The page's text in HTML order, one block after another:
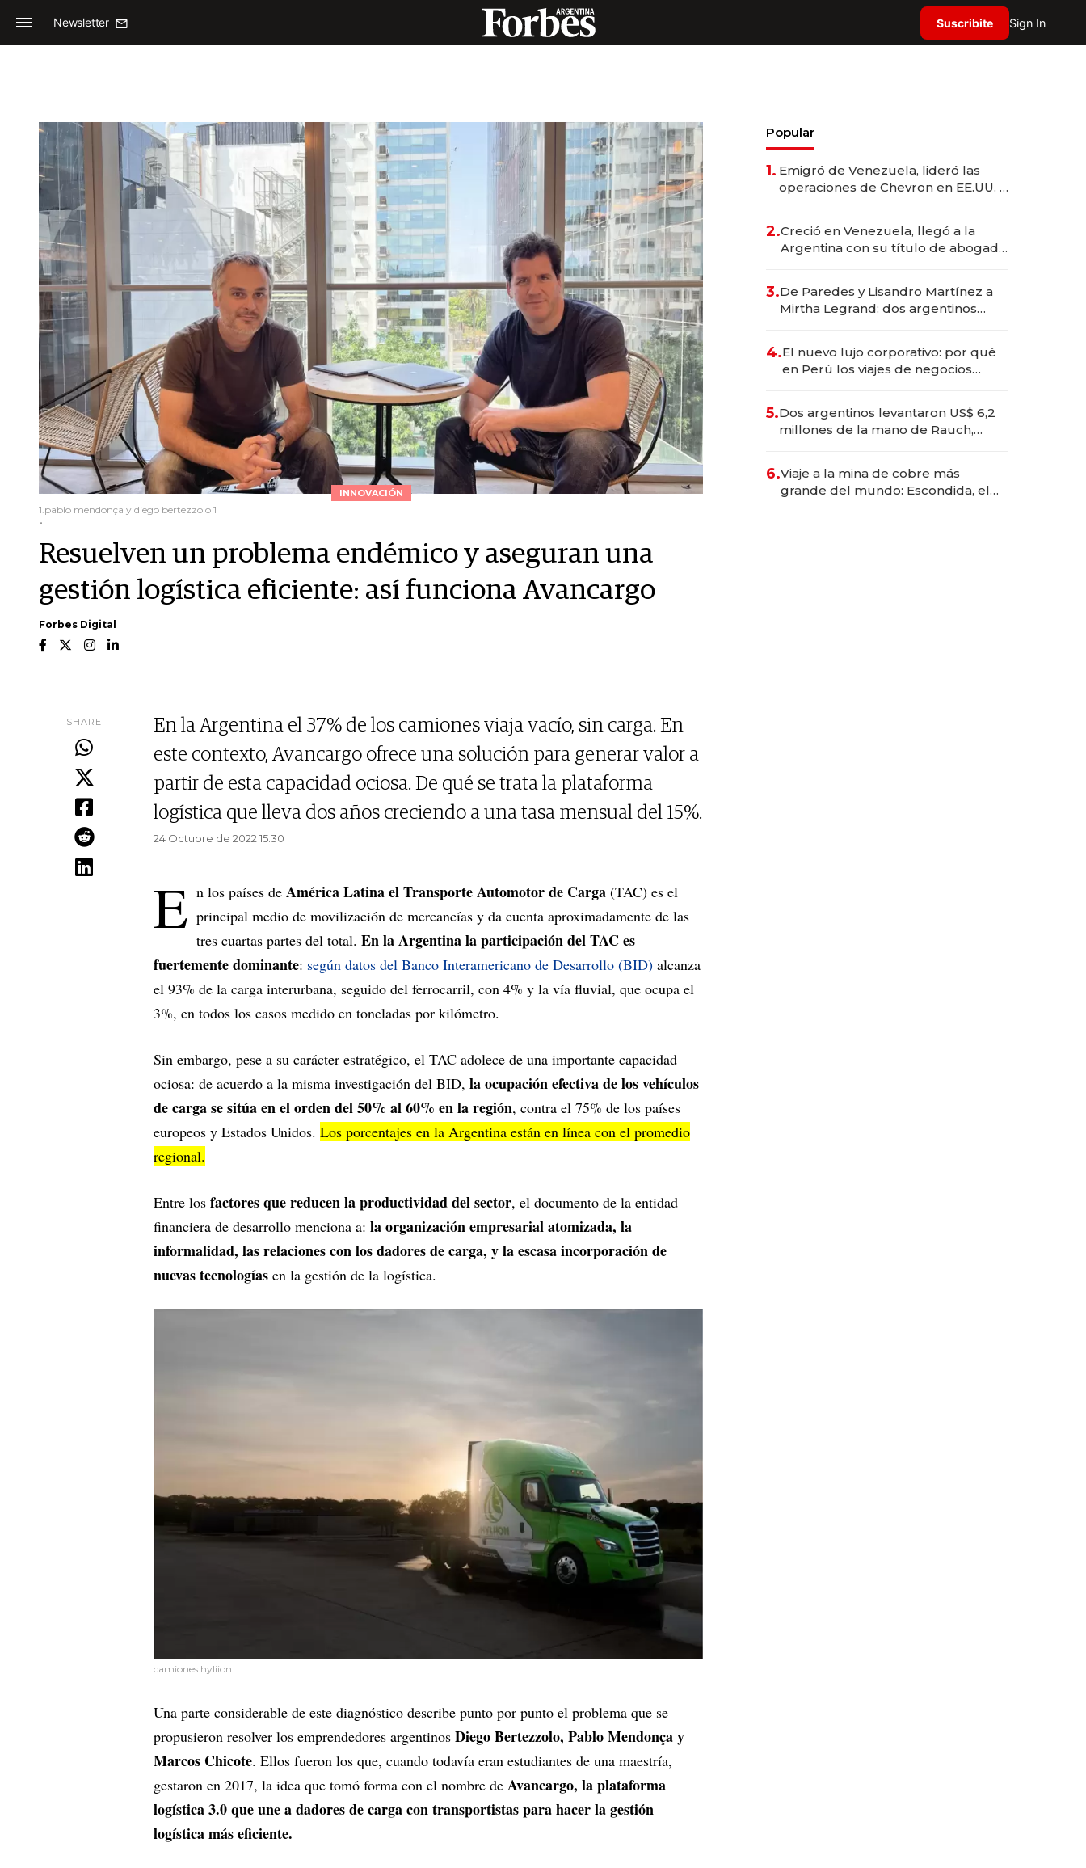
Newsletter Suscribite Sign In
INNOVACIÓN
1.pablo mendonça y diego bertezzolo 1
-
Resuelven un problema endémico y aseguran una
gestión logística eficiente: así funciona Avancargo
Forbes Digital
SHARE
En la Argentina el 37% de los camiones viaja vacío, sin carga. En
este contexto, Avancargo ofrece una solución para generar valor a
partir de esta capacidad ociosa. De qué se trata la plataforma
logística que lleva dos años creciendo a una tasa mensual del 15%.
24 Octubre de 2022 15.30
E n los países de América Latina el Transporte Automotor de Carga (TAC) es el
principal medio de movilización de mercancías y da cuenta aproximadamente de las
tres cuartas partes del total. En la Argentina la participación del TAC es
fuertemente dominante: según datos del Banco Interamericano de Desarrollo (BID) alcanza
el 93% de la carga interurbana, seguido del ferrocarril, con 4% y la vía fluvial, que ocupa el
3%, en todos los casos medido en toneladas por kilómetro.
Sin embargo, pese a su carácter estratégico, el TAC adolece de una importante capacidad
ociosa: de acuerdo a la misma investigación del BID, la ocupación efectiva de los vehículos
de carga se sitúa en el orden del 50% al 60% en la región, contra el 75% de los países
europeos y Estados Unidos. Los porcentajes en la Argentina están en línea con el promedio
regional.
Entre los factores que reducen la productividad del sector, el documento de la entidad
financiera de desarrollo menciona a: la organización empresarial atomizada, la
informalidad, las relaciones con los dadores de carga, y la escasa incorporación de
nuevas tecnologías en la gestión de la logística.
camiones hyliion
Una parte considerable de este diagnóstico describe punto por punto el problema que se
propusieron resolver los emprendedores argentinos Diego Bertezzolo, Pablo Mendonça y
Marcos Chicote. Ellos fueron los que, cuando todavía eran estudiantes de una maestría,
gestaron en 2017, la idea que tomó forma con el nombre de Avancargo, la plataforma
logística 3.0 que une a dadores de carga con transportistas para hacer la gestión
logística más eficiente.
Popular
1. Emigró de Venezuela, lideró las
operaciones de Chevron en EE.UU. y
2.Creció en Venezuela, llegó a la
Argentina con su título de abogado
marcas "fast premium"
3.De Paredes y Lisandro Martínez a
Mirtha Legrand: dos argentinos
4.El nuevo lujo corporativo: por qué
en Perú los viajes de negocios
transformadoras
5.Dos argentinos levantaron US$ 6,2
millones de la mano de Rauch,
6.Viaje a la mina de cobre más
grande del mundo: Escondida, el